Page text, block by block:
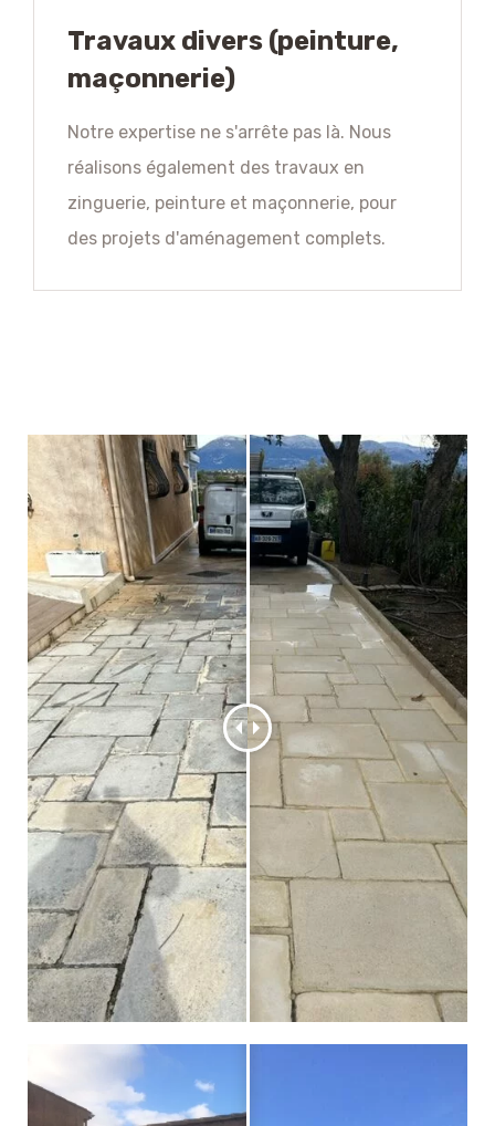
Travaux divers (peinture,
maçonnerie)
Notre expertise ne s'arrête pas là. Nous
réalisons également des travaux en
zinguerie, peinture et maçonnerie, pour
des projets d'aménagement complets.